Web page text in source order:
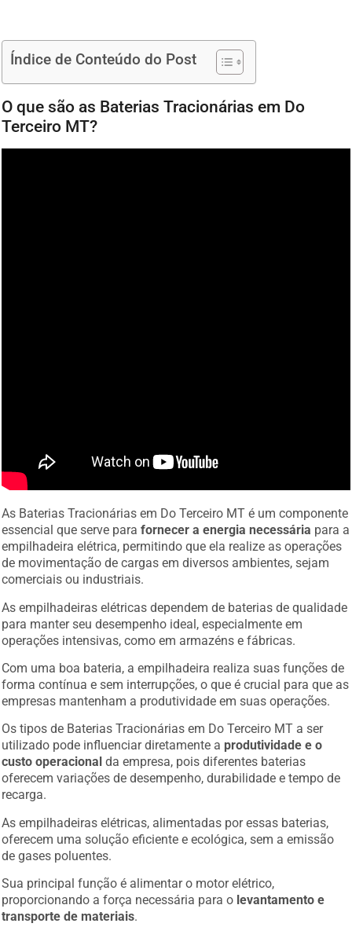
Índice de Conteúdo do Post
O que são as Baterias Tracionárias em Do
Terceiro MT?
As Baterias Tracionárias em Do Terceiro MT é um componente
essencial que serve parafornecer a energia necessária para a
empilhadeira elétrica, permitindo que ela realize as operações
de movimentação de cargas em diversos ambientes, sejam
comerciais ou industriais.
As empilhadeiras elétricas dependem de baterias de qualidade
para manter seu desempenho ideal, especialmente em
operações intensivas, como em armazéns e fábricas.
Com uma boa bateria, a empilhadeira realiza suas funções de
forma contínua e sem interrupções, o que é crucial para que as
empresas mantenham a produtividade em suas operações.
Os tipos de Baterias Tracionárias em Do Terceiro MT a ser
utilizado pode influenciar diretamente a produtividade e o
custo operacional da empresa, pois diferentes baterias
oferecem variações de desempenho, durabilidade e tempo de
recarga.
As empilhadeiras elétricas, alimentadas por essas baterias,
oferecem uma solução eficiente e ecológica, sem a emissão
de gases poluentes.
Sua principal função é alimentar o motor elétrico,
proporcionando a força necessária para o levantamento e
transporte de materiais